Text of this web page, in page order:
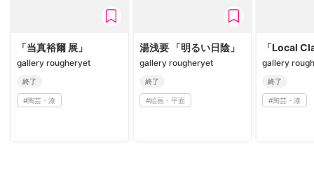
「当真裕爾 展」
gallery rougheryet
終了
#陶芸・漆
湯浅要 「明るい日陰」
gallery rougheryet
終了
#絵画・平面
「Local
gallery
終了
#陶芸・漆